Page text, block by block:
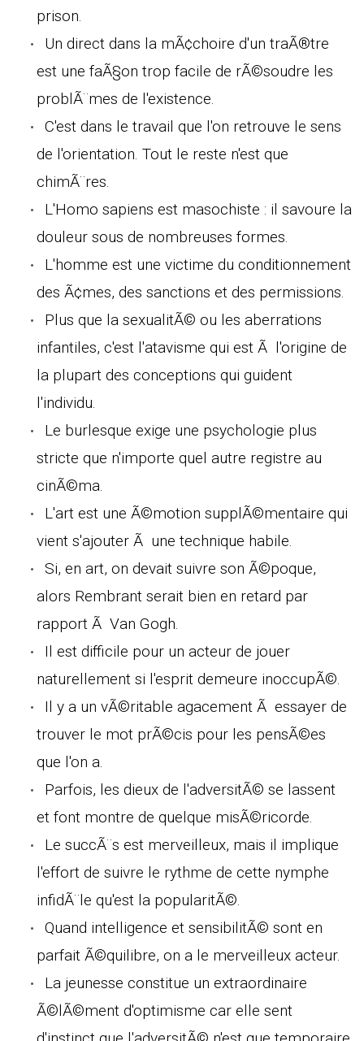
prison.
Un direct dans la mÃ¢choire d'un traÃ®tre
est une faÃ§on trop facile de rÃ©soudre les
problÃ¨mes de l'existence.
C'est dans le travail que l'on retrouve le sens
de l'orientation. Tout le reste n'est que
chimÃ¨res.
L'Homo sapiens est masochiste : il savoure la
douleur sous de nombreuses formes.
L'homme est une victime du conditionnement
des Ã¢mes, des sanctions et des permissions.
Plus que la sexualitÃ© ou les aberrations
infantiles, c'est l'atavisme qui est Ã l'origine de
la plupart des conceptions qui guident
l'individu.
Le burlesque exige une psychologie plus
stricte que n'importe quel autre registre au
cinÃ©ma.
L'art est une Ã©motion supplÃ©mentaire qui
vient s'ajouter Ã une technique habile.
Si, en art, on devait suivre son Ã©poque,
alors Rembrant serait bien en retard par
rapport Ã Van Gogh.
Il est difficile pour un acteur de jouer
naturellement si l'esprit demeure inoccupÃ©.
Il y a un vÃ©ritable agacement Ã essayer de
trouver le mot prÃ©cis pour les pensÃ©es
que l'on a.
Parfois, les dieux de l'adversitÃ© se lassent
et font montre de quelque misÃ©ricorde.
Le succÃ¨s est merveilleux, mais il implique
l'effort de suivre le rythme de cette nymphe
infidÃ¨le qu'est la popularitÃ©.
Quand intelligence et sensibilitÃ© sont en
parfait Ã©quilibre, on a le merveilleux acteur.
La jeunesse constitue un extraordinaire
Ã©lÃ©ment d'optimisme car elle sent